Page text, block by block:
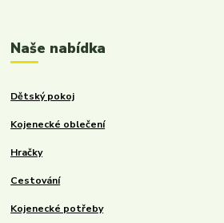
Naše nabídka
Dětský pokoj
Kojenecké oblečení
Hračky
Cestování
Kojenecké potřeby